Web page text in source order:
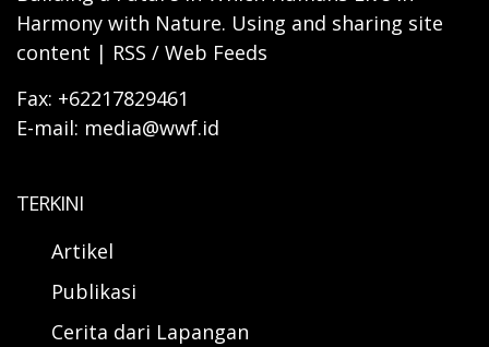
Harmony with Nature. Using and sharing site
content | RSS / Web Feeds
Fax: +62217829461
E-mail: media@wwf.id
TERKINI
Artikel
Publikasi
Cerita dari Lapangan